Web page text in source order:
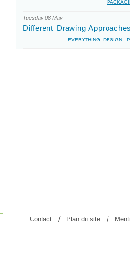
Different Drawing Approaches
Tuesday 08 May
EVERYTHING, DESIGN :
Contact Plan du site